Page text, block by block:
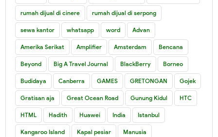
rumah dijual di cinere rumah dijual di serpong
sewa kantor whatsapp word Advan
Amerika Serikat Amplifier Amsterdam Bencana
Beyond Big A Travel Journal BlackBerry Borneo
Budidaya Canberra GAMES GRETONGAN Gojek
Gratisan aja Great Ocean Road Gunung Kidul HTC
HTML Hadith Huawei India Istanbul
Kangaroo Island Kapal pesiar Manusia